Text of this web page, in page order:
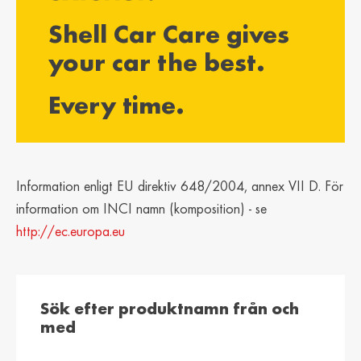
България /
Bulgaria
Hrvatska /
Croatia
Hrvatski
Ελληνικά
Danmark /
Eesti / Estonia
Suomi / Finland
Finland / Finland
Deutschland /
German
Ελλάδα / Greece
Shell Car Care gives
your car the best.
Every time.
Information enligt EU direktiv 648/2004, annex VII D. För
information om INCI namn (komposition) - se
http://ec.europa.eu
Sök efter produktnamn från och
med